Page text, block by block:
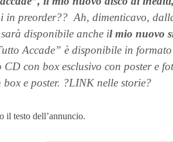
in preorder?? Ah, dimenticavo,
disponibile anche il mio nuovo
Accade” è disponibile in
CD con box esclusivo con poster e
box e poster. ?LINK nelle storie?
il testo dell’annuncio.